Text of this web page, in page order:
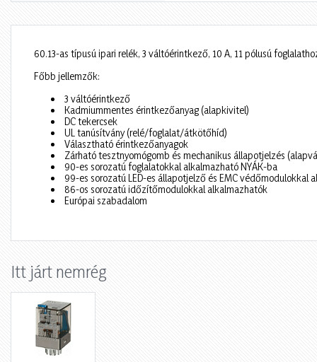
60.13-as típusú ipari relék, 3 váltóérintkező, 10 A, 11 pólusú
Főbb jellemzők:
3 váltóérintkező
Kadmiummentes érintkezőanyag (alapkivitel)
DC tekercsek
UL tanúsítvány (relé/foglalat/átkötőhíd)
Választható érintkezőanyagok
Zárható tesztnyomógomb és mechanikus állapotjelzés
90-es sorozatú foglalatokkal alkalmazható NYÁK-ba
99-es sorozatú LED-es állapotjelző és EMC védőmodulokkal
86-os sorozatú időzítőmodulokkal alkalmazhatók
Európai szabadalom
Itt járt nemrég